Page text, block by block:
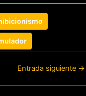
Entrada siguiente →